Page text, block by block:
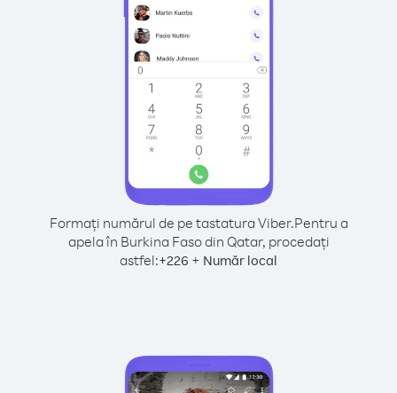
Formați numărul de pe tastatura Viber.Pentru a
apela în Burkina Faso din Qatar, procedați
astfel:+226 + Număr local